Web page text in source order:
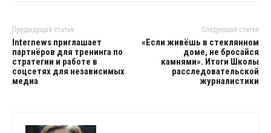
Предыдущая статья
Internews приглашает
партнёров для тренинга по
стратегии и работе в
соцсетях для независимых
медиа
Следующая статья
«Если живёшь в стеклянном
доме, не бросайся
камнями». Итоги Школы
расследовательской
журналистики